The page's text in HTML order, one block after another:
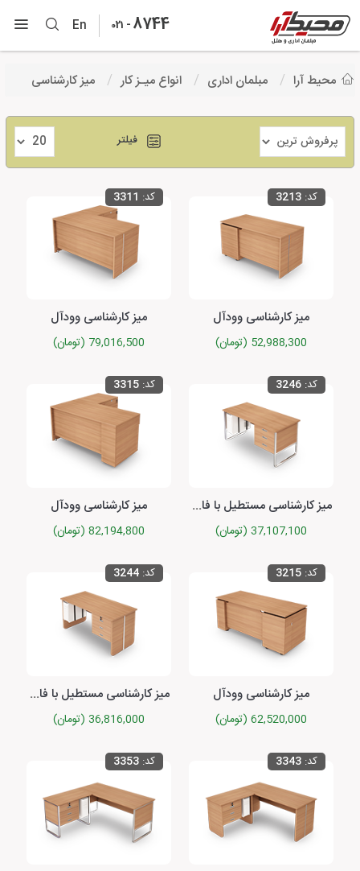
En 021 -8744
محیط آرا مبلمان اداری انواع میـز کار میز کارشناسی
فیلتر
کد: 3213
میز کارشناسی وودآل
52,988,300 (تومان)
کد: 3311
میز کارشناسی وودآل
79,016,500 (تومان)
کد: 3246
میز کارشناسی مستطیل با فایل متصل کوئیک
37,107,100 (تومان)
کد: 3315
میز کارشناسی وودآل
82,194,800 (تومان)
کد: 3215
میز کارشناسی وودآل
62,520,000 (تومان)
کد: 3244
میز کارشناسی مستطیل با فایل متصل کوئیک
36,816,000 (تومان)
کد: 3343 کد: 3353